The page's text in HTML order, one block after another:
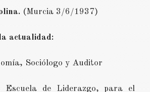
(Murcia 3/6/1937)
actualidad:
Sociólogo y Auditor
Escuela de Liderazgo, para el